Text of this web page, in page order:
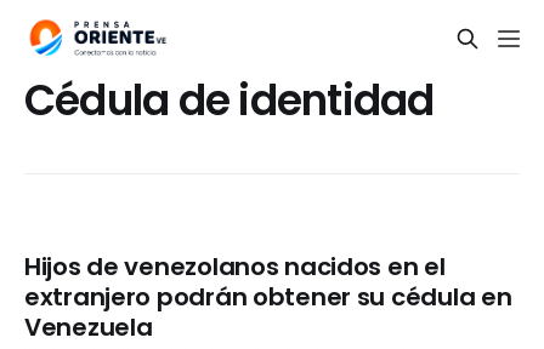
Cédula de identidad
Hijos de venezolanos nacidos en el
extranjero podrán obtener su cédula en
Venezuela